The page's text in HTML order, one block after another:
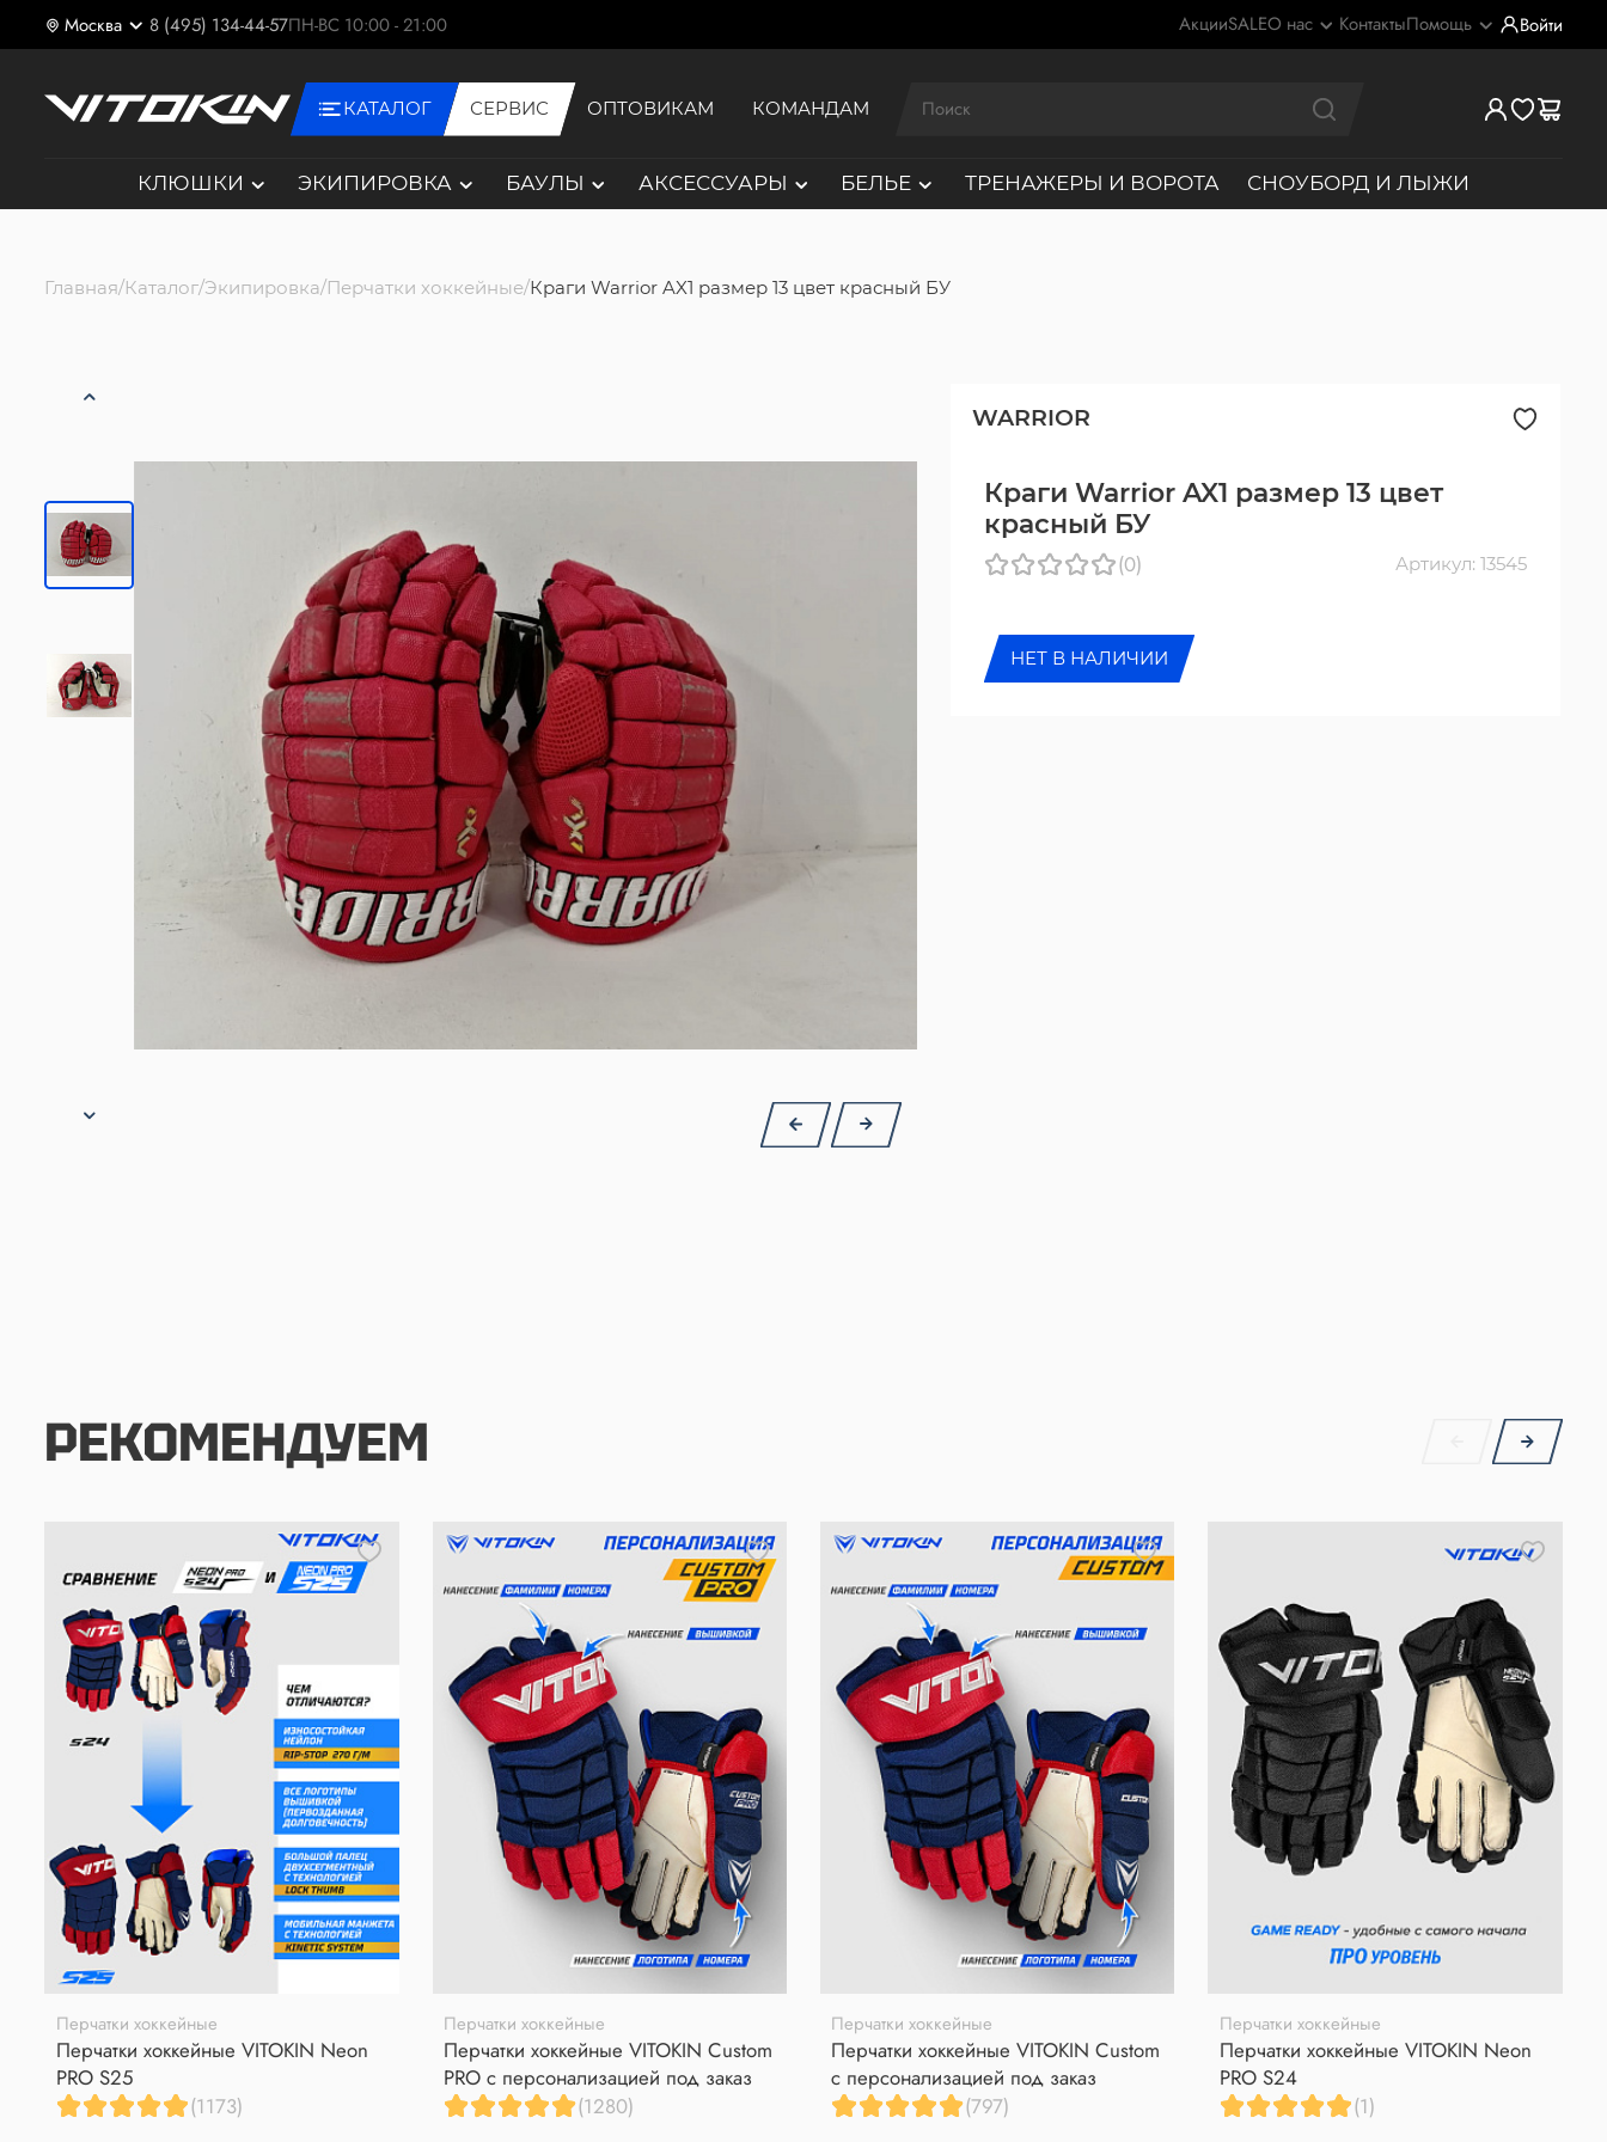
Москва 8 (495) 134-44-57ПН-ВС 10:00 - 21:00 АкцииSALEО нас КонтактыПомощь Войти
КАТАЛОГ СЕРВИС ОПТОВИКАМ КОМАНДАМ
КЛЮШКИ ЭКИПИРОВКА БАУЛЫ АКСЕССУАРЫ БЕЛЬЕ ТРЕНАЖЕРЫ И ВОРОТА СНОУБОРД И ЛЫЖИ
Главная Каталог Экипировка Перчатки хоккейные Краги Warrior AX1 размер 13 цвет красный БУ
WARRIOR
Краги Warrior AX1 размер 13 цвет
красный БУ
(0) Артикул: 13545
НЕТ В НАЛИЧИИ
РЕКОМЕНДУЕМ
Перчатки хоккейные
Перчатки хоккейные VITOKIN Neon
PRO S25
(1173)
Перчатки хоккейные
Перчатки хоккейные VITOKIN Custom
PRO с персонализацией под заказ
(1280)
Перчатки хоккейные
Перчатки хоккейные VITOKIN Custom
с персонализацией под заказ
(797)
Перчатки хоккейные
Перчатки хоккейные VITOKIN Neon
PRO S24
(1)